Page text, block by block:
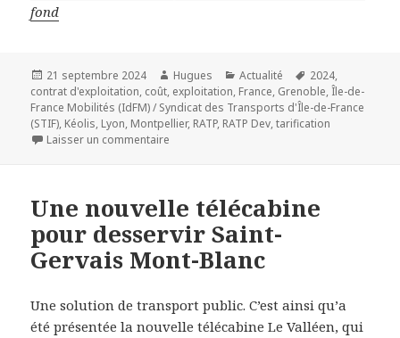
fond
Publié
le
21 septembre 2024 Auteur
Hugues Catégories
Actualité
Mots-
clés
2024,
contrat d'exploitation, coût, exploitation, France, Grenoble, Île-de-
France Mobilités (IdFM) / Syndicat des Transports d'Île-de-France
(STIF), Kéolis, Lyon, Montpellier, RATP, RATP Dev,tarification
Laisser un commentaire
Une nouvelle télécabine
pour desservir Saint-
Gervais Mont-Blanc
Une solution de transport public. C’est ainsi qu’a
été présentée la nouvelle télécabine Le Valléen, qui